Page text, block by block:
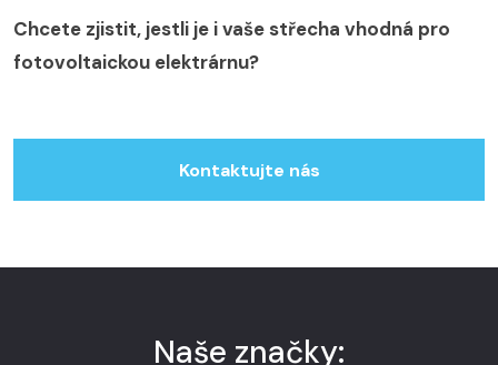
Chcete zjistit, jestli je i vaše střecha vhodná pro
fotovoltaickou elektrárnu?
Kontaktujte nás
Naše značky: